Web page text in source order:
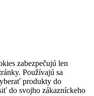
zabezpečujú len
Používajú sa
produkty do
do svojho zákazníckeho